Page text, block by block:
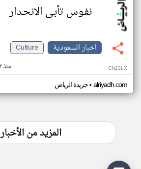
نفـوس تأبـى الانحـدار
اخبار السعودية
Culture
منذ ١٢ ساعة CN23LX
جريدة الرياض• alriyadh.com
المزيد من الأخبار